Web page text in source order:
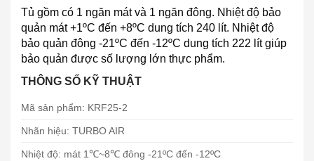
Tủ gồm có 1 ngăn mát và 1 ngăn đông. Nhiệt độ bảo
quản mát +1ºC đến +8ºC dung tích 240 lít. Nhiệt độ
bảo quản đông -21ºC đến -12ºC dung tích 222 lít giúp
bảo quản được số lượng lớn thực phẩm.
THÔNG SỐ KỸ THUẬT
Mã sản phẩm: KRF25-2
Nhãn hiệu: TURBO AIR
Nhiệt độ: mát 1℃~8℃ đông -21ºC đến -12ºC